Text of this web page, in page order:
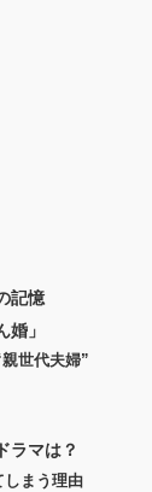
記憶
」
世代夫婦”
ラマは？
しまう理由